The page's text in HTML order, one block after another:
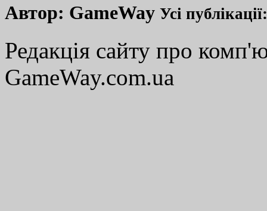
Автор: GameWay Усі
Редакція сайту про
GameWay.com.ua